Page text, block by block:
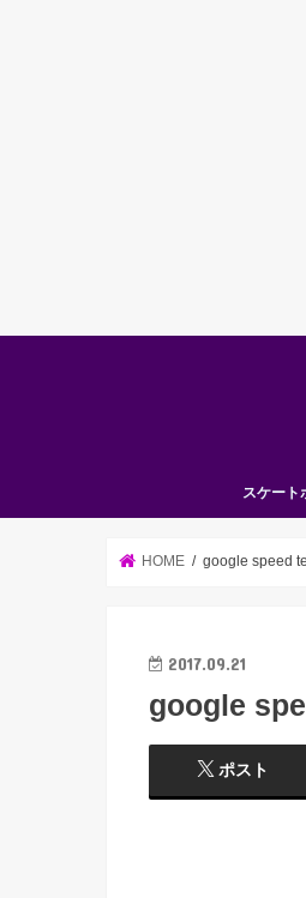
スケート
HOME google speed
2017.09.21
google
ポスト